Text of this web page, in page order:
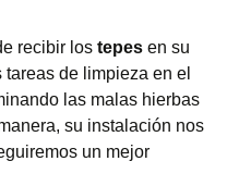
recibir los tepes en su
de limpieza en el
las malas hierbas
su instalación nos
un mejor